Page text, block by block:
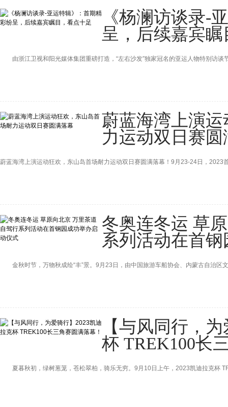
《杨澜访谈录-
呈，后续嘉宾
由浙江卫视和阳光媒体集团重磅打造，“左右沙发”独家冠名的亚运人物特别访谈
蔚蓝海湾上演
力运动双日赛圆
蔚蓝海湾上演运动狂欢，东山岛首场耐力运动双日赛圆满落幕！9月23-24日，2023
冬奥连冬运 草
系列活动在首
金秋时节，万物秋成绘“丰”景。9月23日，由中国旅游车船协会、内蒙古自治区
【与风同行，
杯 TREK100长
夏暮秋初，绿树葱茏，苍松翠柏，骑乐无穷。9月10日上午，2023凯迪拉克杯